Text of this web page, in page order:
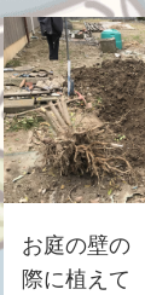
お庭の壁の
際に植えて